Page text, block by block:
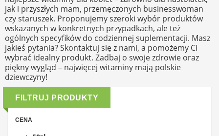
jak i przyszłych mam, przemęczonych businesswoman
czy staruszek. Proponujemy szeroki wybór produktów
wskazanych w konkretnych przypadkach, ale też
ogólnych specyfików do codziennej suplementacji. Masz
jakieś pytania? Skontaktuj się z nami, a pomożemy Ci
wybrać idealny produkt. Zadbaj o swoje zdrowie oraz
piękny wygląd – najwięcej witaminy mają polskie
dziewczyny!
FILTRUJ PRODUKTY
CENA